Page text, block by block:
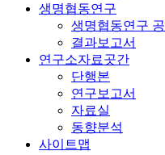
생명협동연구
생명협동연구
결과보고서
연구소자료곳간
단행본
연구보고서
자료실
동향분석
사이트맵